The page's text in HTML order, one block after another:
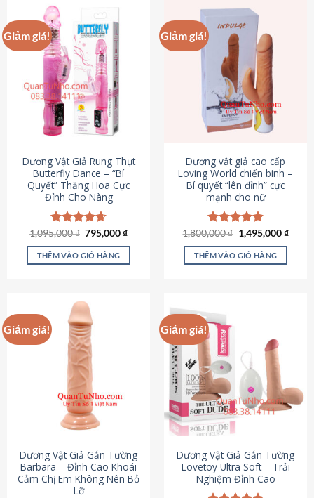
Giảm giá!
Dương Vật Giả Rung Thụt
Butterfly Dance – “Bí
Quyết” Thăng Hoa Cực
Đỉnh Cho Nàng
Được xếp
hạng4.65
5 sao
1,095,000₫ Giá
là:
1,095,000 ₫.
795,000₫Giá
tại
THÊM VÀO GIỎ HÀNG
Giảm giá!
Dương vật giả cao cấp
Loving World chiến binh –
Bí quyết “lên đỉnh” cực
mạnh cho nữ
Được xếp
hạng4.89
5 sao
1,800,000₫ Giá
gốc
là:
1,800,000 ₫.
1,495,000₫Giá
THÊM VÀO GIỎ HÀNG
Giảm giá!
Dương Vật Giả Gắn Tường
Barbara – Đỉnh Cao Khoái
Cảm Chị Em Không Nên Bỏ
Lỡ
Giảm giá!
Dương Vật Giả Gắn Tường
Lovetoy Ultra Soft – Trải
Nghiệm Đỉnh Cao